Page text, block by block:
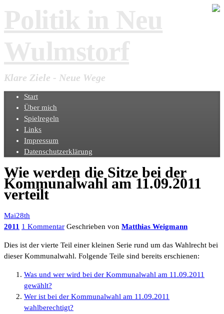
Klare Ziele - Neue Wege
Start
Über mich
Spielregeln
Links
Impressum
Datenschutzerklärung
Wie werden die Sitze bei der
Kommunalwahl am 11.09.2011
verteilt
Mai28th
2011 1 Kommentar Geschrieben von Matthias Weigmann
Dies ist der vierte Teil einer kleinen Serie rund um das Wahlrecht bei
dieser Kommunalwahl. Folgende Teile sind bereits erschienen:
Was und wer wird bei der Kommunalwahl am 11.09.2011
gewählt?
Wer ist bei der Kommunalwahl am 11.09.2011
wahlberechtigt?